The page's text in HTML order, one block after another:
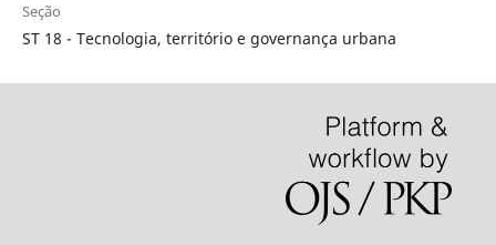
Seção
ST 18 - Tecnologia, território e governança urbana